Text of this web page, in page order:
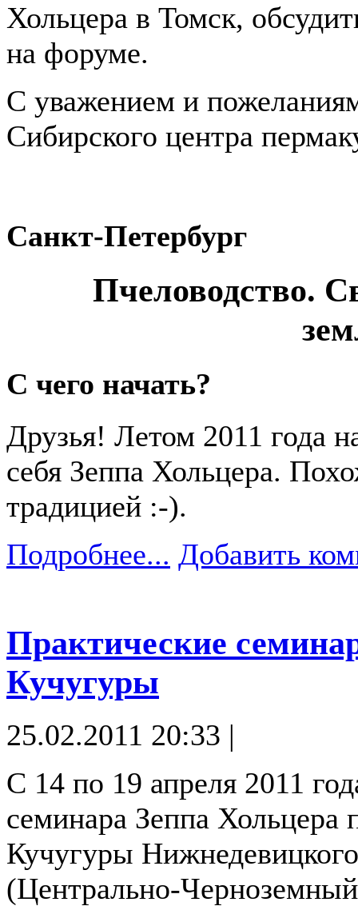
Хольцера в Томск,
на форуме.
С уважением и
Сибирского центра
Санкт-Петербург
Пчеловодство.
С чего начать?
Друзья! Летом 2011 года
себя Зеппа Хольцера.
традицией :-).
Подробнее... Добавить
Практические
Кучугуры
25.02.2011 20:33 |
С 14 по 19 апреля 2011
семинара Зеппа Хольцера
Кучугуры
(Центрально-